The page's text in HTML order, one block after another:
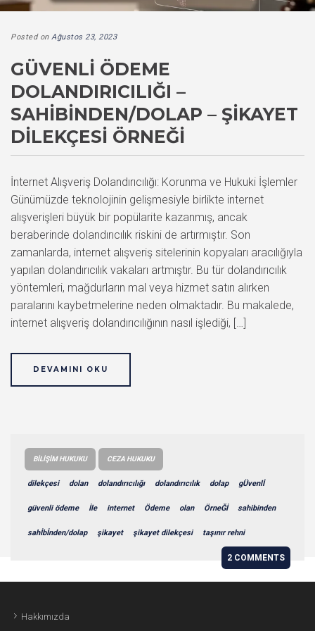
Posted on Ağustos 23, 2023
GÜVENLİ ÖDEME
DOLANDIRICILIĞI –
SAHİBİNDEN/DOLAP – ŞİKAYET
DİLEKÇESİ ÖRNEĞİ
İnternet Alışveriş Dolandırıcılığı: Korunma ve Hukuki İşlemler
Günümüzde teknolojinin gelişmesiyle birlikte internet
alışverişleri büyük bir popülarite kazanmış, ancak
beraberinde dolandırıcılık riskini de artırmıştır. Son
zamanlarda, internet alışveriş sitelerinin kopyaları aracılığıyla
yapılan dolandırıcılık vakaları artmıştır. Bu tür dolandırıcılık
yöntemleri, mağdurların mal veya hizmet satın alırken
paralarını kaybetmelerine neden olmaktadır. Bu makalede,
internet alışveriş dolandırıcılığının nasıl işlediği, […]
DEVAMINI OKU
BILIŞIM HUKUKU CEZA HUKUKU
dilekçesi dolan dolandırıcılığı dolandırıcılık dolap gÜvenlİ
güvenli ödeme İle internet Ödeme olan ÖrneĞİ sahibinden
sahİbİnden/dolap şikayet şikayet dilekçesi taşınır rehni
2 COMMENTS
Hakkımızda